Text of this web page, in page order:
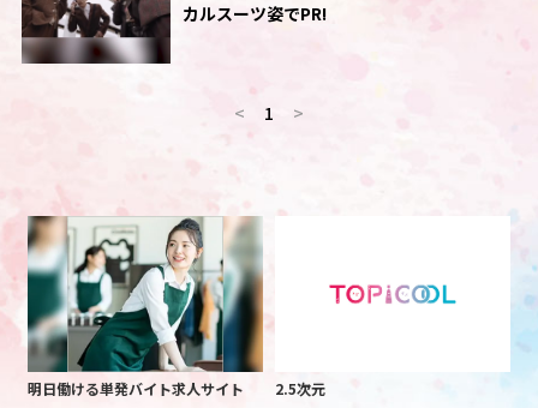
カルスーツ姿でPR!
< 1 >
明日働ける単発バイト求人サイト 2.5次元